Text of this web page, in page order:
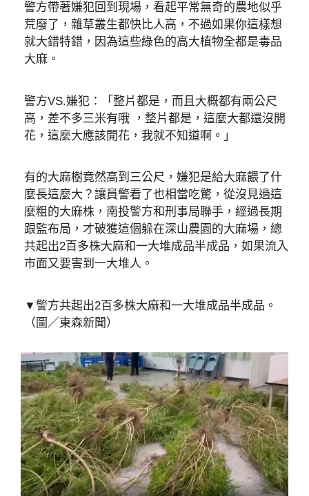
警方帶著嫌犯回到現場，看起平常無奇的農地似乎
荒廢了，雜草叢生都快比人高，不過如果你這樣想
就大錯特錯，因為這些綠色的高大植物全都是毒品
大麻。
警方VS.嫌犯：「整片都是，而且大概都有兩公尺
高，差不多三米有哦 ，整片都是，這麼大都還沒開
花，這麼大應該開花，我就不知道啊。」
有的大麻樹竟然高到三公尺，嫌犯是給大麻餵了什
麼長這麼大？讓員警看了也相當吃驚，從沒見過這
麼粗的大麻株，南投警方和刑事局聯手，經過長期
跟監布局，才破獲這個躲在深山農園的大麻場，總
共起出2百多株大麻和一大堆成品半成品，如果流入
市面又要害到一大堆人。
▼警方共起出2百多株大麻和一大堆成品半成品。
（圖／東森新聞）